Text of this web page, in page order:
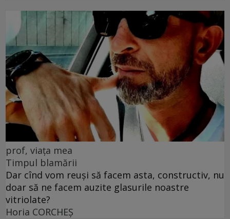
prof, viața mea
Timpul blamării
Dar cînd vom reuși să facem asta, constructiv, nu
doar să ne facem auzite glasurile noastre
vitriolate?
Horia CORCHEŞ